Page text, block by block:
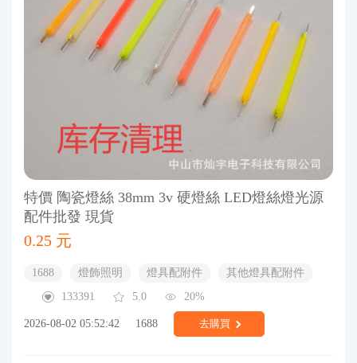
特價 陶瓷燈絲 38mm 3v 硬燈絲 LED燈絲燈光源
配件批發 現貨
0.25 元
1688 燈飾照明 燈具配附件
其他燈具配附件
133391
5.0 20%
2026-08-02 05:52:42 1688 去購買